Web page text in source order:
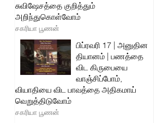
சுவிஷேசத்தை குறித்தும்
அறிந்துகொள்வோம்
சகரியா பூணன்
பிப்ரவரி 17 | அனுதின
தியானம் | பணத்தை
விட கிருபையை
வாஞ்சிப்போம்,
வியாதியை விட பாவத்தை அதிகமாய்
வெறுத்திடுவோம்
சகரியா பூணன்